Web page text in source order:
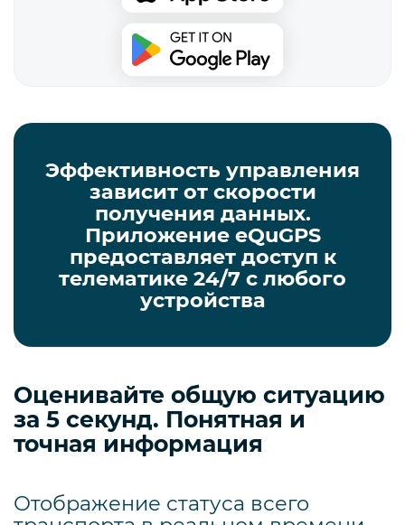
Эффективность управления
зависит от скорости
получения данных.
Приложение eQuGPS
предоставляет доступ к
телематике 24/7 с любого
устройства
Оценивайте общую ситуацию
за 5 секунд. Понятная и
точная информация
Отображение статуса всего